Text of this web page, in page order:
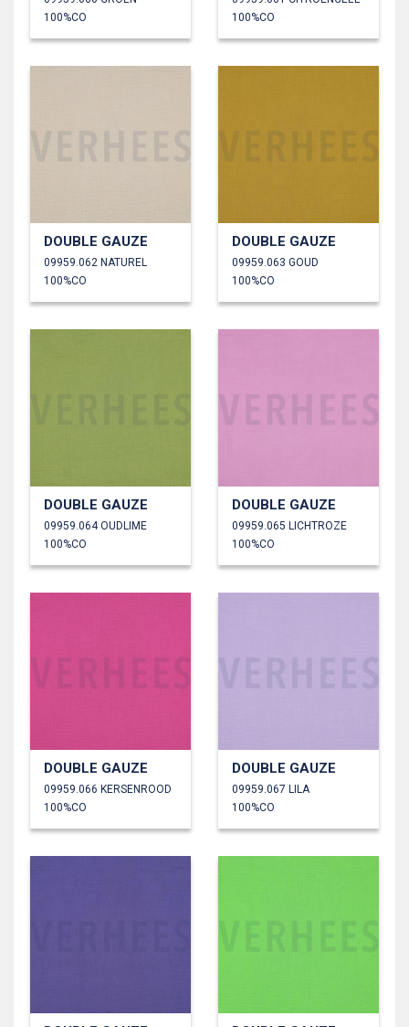
100%CO
100%CO
DOUBLE GAUZE
09959.062 NATUREL
100%CO
DOUBLE GAUZE
09959.063 GOUD
100%CO
DOUBLE GAUZE
09959.064 OUDLIME
100%CO
DOUBLE GAUZE
09959.065 LICHTROZE
100%CO
DOUBLE GAUZE
09959.066 KERSENROOD
100%CO
DOUBLE GAUZE
09959.067 LILA
100%CO